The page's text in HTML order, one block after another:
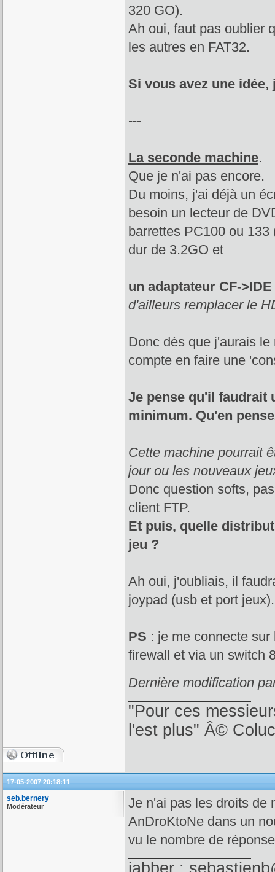
320 GO).
Ah oui, faut pas oublier
les autres en FAT32.
Si vous avez une
---
La seconde machine.
Que je n'ai pas encore.
Du moins, j'ai déjà un
besoin un lecteur de
barrettes PC100 ou
dur de 3.2GO et
un adaptateur CF->IDE
d'ailleurs remplacer le
Donc dès que j'aurais
compte en faire une
Je pense qu'il faudrait
minimum. Qu'en
Cette machine pourrait
jour ou les nouveaux
Donc question softs,
client FTP.
Et puis, quelle
jeu ?
Ah oui, j'oubliais, il
joypad (usb et port jeux).
PS : je me connecte
firewall et via un switch
Dernière modification
"Pour ces
l'est plus" Â©
17-05-2007 20:18:11
seb.bernery
Modérateur
Je n'ai pas les droits de
AnDroKtoNe dans un
vu le nombre de
jabber :